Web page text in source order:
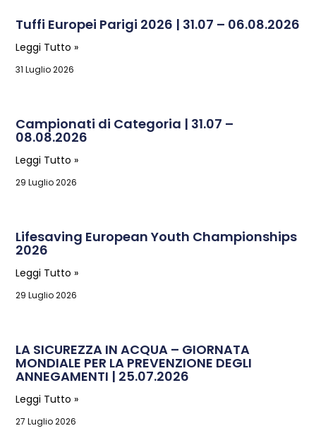
Tuffi Europei Parigi 2026 | 31.07 – 06.08.2026
Leggi Tutto »
31 Luglio 2026
Campionati di Categoria | 31.07 –
08.08.2026
Leggi Tutto »
29 Luglio 2026
Lifesaving European Youth Championships
2026
Leggi Tutto »
29 Luglio 2026
LA SICUREZZA IN ACQUA – GIORNATA
MONDIALE PER LA PREVENZIONE DEGLI
ANNEGAMENTI | 25.07.2026
Leggi Tutto »
27 Luglio 2026